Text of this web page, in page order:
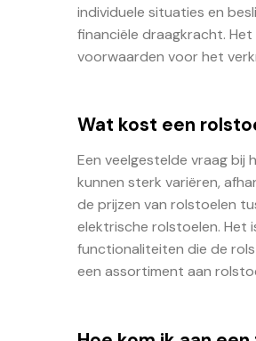
individuele situaties en
financiële draagkracht.
voorwaarden voor het
Wat kost een
Een veelgestelde vraag bij
kunnen sterk variëren,
de prijzen van rolstoelen
elektrische rolstoelen. Het
functionaliteiten die de
een assortiment aan